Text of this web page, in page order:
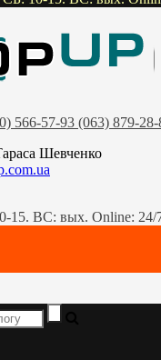
566-57-93 (063) 879-28-
Шевченко
15. ВС: вых. Online: 24/